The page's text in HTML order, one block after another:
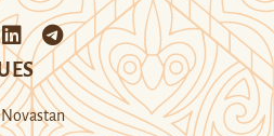
Novastan